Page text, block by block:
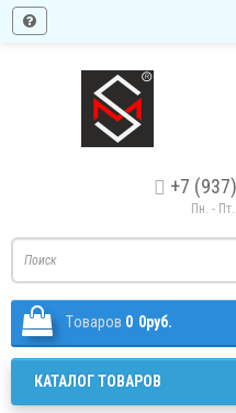
+7
Пн. -
Tоваров 0 0руб.
КАТАЛОГ ТОВАРОВ